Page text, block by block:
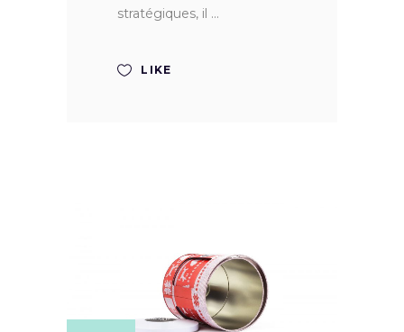
stratégiques, il
LIKE